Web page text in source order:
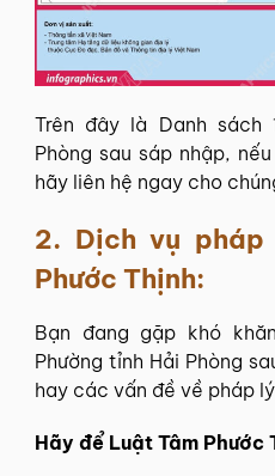
Trên đây là Danh sách
Phòng sau sáp nhập,
hãy liên hệ ngay cho
2. Dịch vụ
Phước Thịnh:
Bạn đang gặp khó
Phường tỉnh Hải Phòng
hay các vấn đề về pháp
Hãy để Luật Tâm Phước